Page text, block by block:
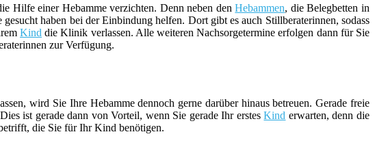
Hilfe einer Hebamme verzichten. Denn neben denHebammen, die Belegbetten in
haben bei der Einbindung helfen. Dort gibt es auch Stillberaterinnen, sodass
Kind die Klinik verlassen. Alle weiteren Nachsorgetermine erfolgen dann für Sie
zur Verfügung.
wird Sie Ihre Hebamme dennoch gerne darüber hinaus betreuen. Gerade freie
ist gerade dann von Vorteil, wenn Sie gerade Ihr erstesKind erwarten, denn die
die Sie für Ihr Kind benötigen.